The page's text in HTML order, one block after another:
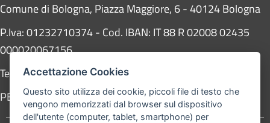
Comune di Bologna, Piazza Maggiore, 6 - 40124 Bologna
P.Iva: 01232710374 - Cod. IBAN: IT 88 R 02008 02435
000020067156
Telefono:051203040
PEC: protocollogenerale@pec.comune.bologna.it
Accettazione Cookies
Questo sito utilizza dei cookie, piccoli file di testo che
vengono memorizzati dal browser sul dispositivo
dell'utente (computer, tablet, smartphone) per